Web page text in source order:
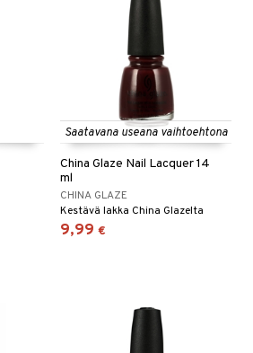
Saatavana useana vaihtoehtona
China Glaze Nail Lacquer 14
ml
CHINA GLAZE
Kestävä lakka China Glazelta
9,99 €